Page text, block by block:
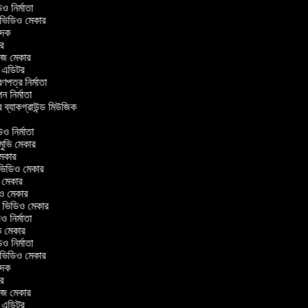
নির্মাতা
মেকার
মেকার
এডিটর
নির্মাতা
নির্মাতা
ব্যাকগ্রাউন্ড মিউজিক
নির্মাতা
মেকার
মেকার
মেকার
মেকার
মেকার
নির্মাতা
মেকার
নির্মাতা
মেকার
মেকার
এডিটর